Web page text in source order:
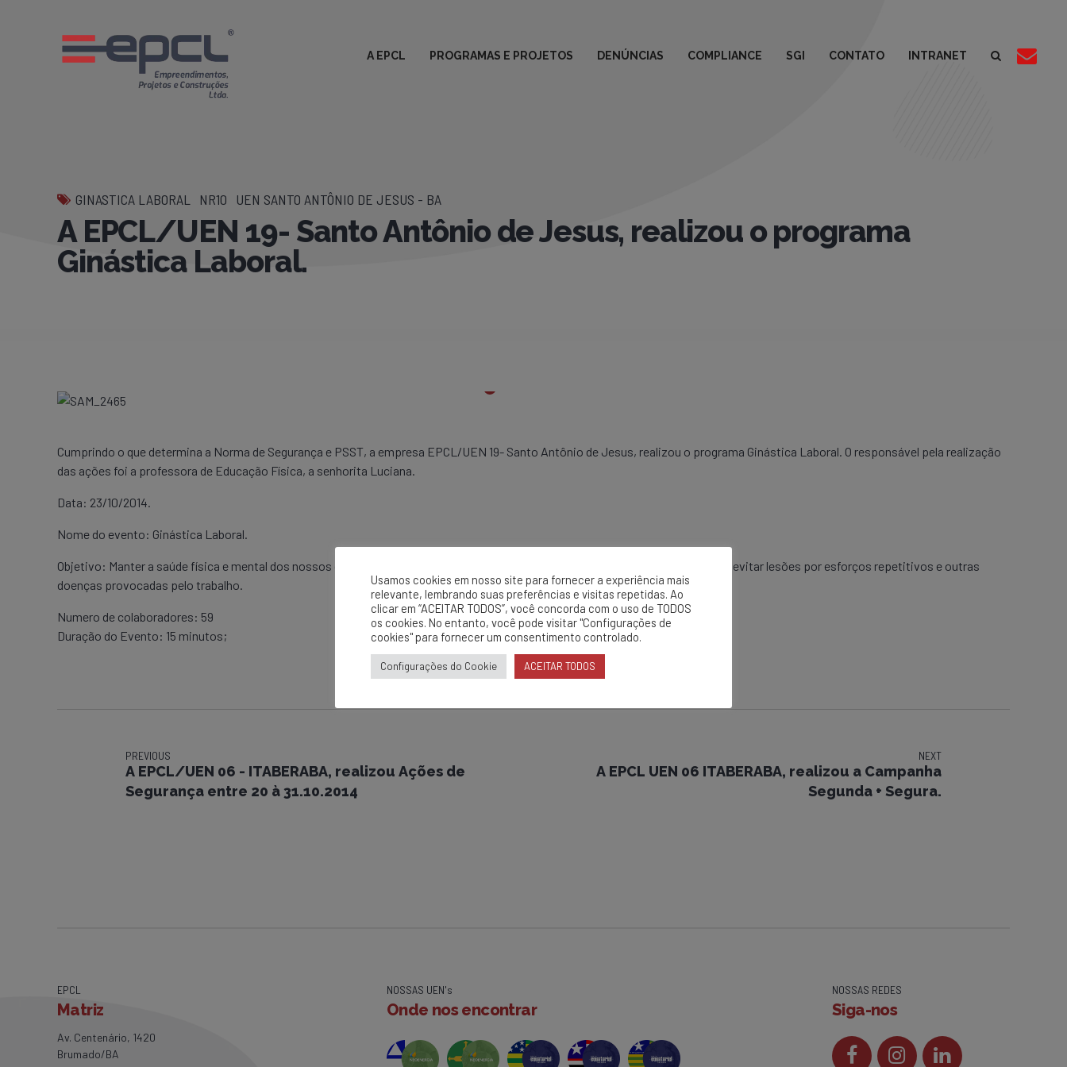
A EPCL PROGRAMAS E PROJETOS DENÚNCIAS COMPLIANCE SGI CONTATO INTRANET
GINASTICA LABORAL NR10 UEN SANTO ANTÔNIO DE JESUS - BA
A EPCL/UEN 19- Santo Antônio de Jesus, realizou o programa
Ginástica Laboral.
Cumprindo o que determina a Norma de Segurança e PSST, a empresa EPCL/UEN 19- Santo Antônio de Jesus, realizou o programa Ginástica Laboral. O responsável pela realização
das ações foi a professora de Educação Física, a senhorita Luciana.
Data: 23/10/2014.
Nome do evento: Ginástica Laboral.
Objetivo: Manter a saúde física e mental dos nossos colaboradores, diminuir a carga de estresse evitar o sedentarismo, a fim de evitar lesões por esforços repetitivos e outras
doenças provocadas pelo trabalho.
Numero de colaboradores: 59
Duração do Evento: 15 minutos;
PREVIOUS
A EPCL/UEN 06 - ITABERABA, realizou Ações de
Segurança entre 20 à 31.10.2014
NEXT
A EPCL UEN 06 ITABERABA, realizou a Campanha
Segunda + Segura.
EPCL
Matriz
Av. Centenário, 1420
Brumado/BA
NOSSAS UEN's
Onde nos encontrar
NOSSAS REDES
Siga-nos
Usamos cookies em nosso site para fornecer a experiência mais
relevante, lembrando suas preferências e visitas repetidas. Ao
clicar em “ACEITAR TODOS”, você concorda com o uso de TODOS
os cookies. No entanto, você pode visitar "Configurações de
cookies" para fornecer um consentimento controlado.
Configurações do Cookie ACEITAR TODOS